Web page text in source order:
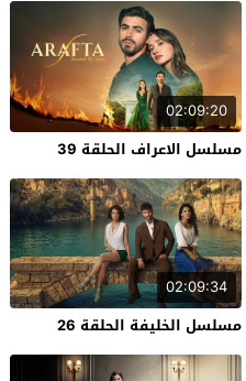
02:09:20
مسلسل الاعراف الحلقة 39
02:09:34
مسلسل الخليفة الحلقة 26